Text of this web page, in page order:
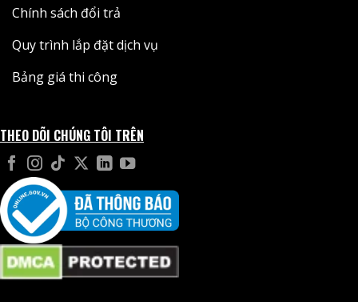
Chính sách đổi trả
Quy trình lắp đặt dịch vụ
Bảng giá thi công
THEO DÕI CHÚNG TÔI TRÊN